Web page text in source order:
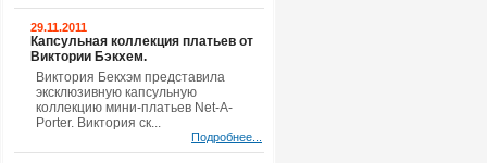
29.11.2011
Капсульная коллекция платьев от
Виктории Бэкхем.
Виктория Бекхэм представила
эксклюзивную капсульную
коллекцию мини-платьев Net-A-
Porter. Виктория ск...
Подробнее...